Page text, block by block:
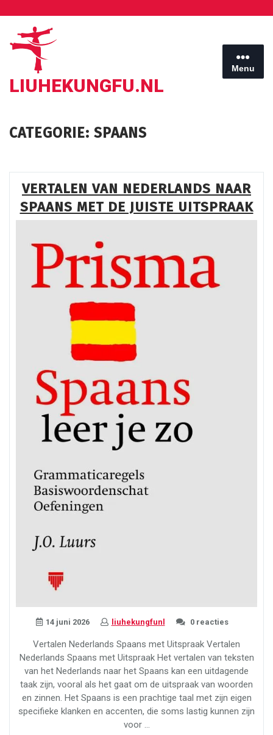
inhoud
LIUHEKUNGFU.NL
Menu
CATEGORIE: SPAANS
VERTALEN VAN NEDERLANDS NAAR
SPAANS MET DE JUISTE UITSPRAAK
14 juni 2026 liuhekungfunl 0 reacties
Vertalen Nederlands Spaans met Uitspraak Vertalen
Nederlands Spaans met Uitspraak Het vertalen van teksten
van het Nederlands naar het Spaans kan een uitdagende
taak zijn, vooral als het gaat om de uitspraak van woorden
en zinnen. Het Spaans is een prachtige taal met zijn eigen
specifieke klanken en accenten, die soms lastig kunnen zijn
voor …